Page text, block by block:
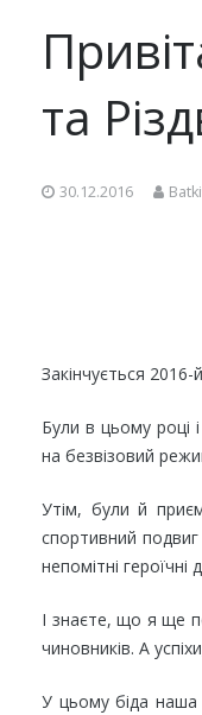
та
30.12.2016
Закінчується
Були в цьому році
на безвізовий
Утім, були й
спортивний
непомітні
І знаєте, що я ще
чиновників. А
У цьому біда наша